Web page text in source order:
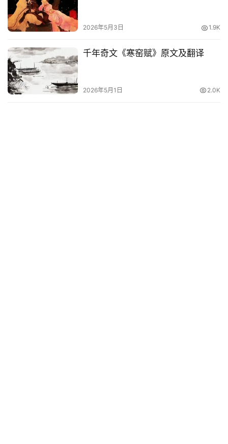
2026年5月3日 1.9K
千年奇文《寒窑赋》原文及翻译
2026年5月1日 2.0K